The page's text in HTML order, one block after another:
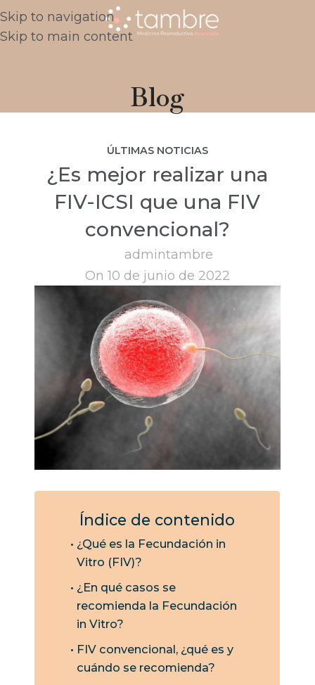
Skip to navigation
Skip to main content
Blog
ÚLTIMAS NOTICIAS
¿Es mejor realizar una
FIV-ICSI que una FIV
convencional?
admintambre
On 10 de junio de 2022
Índice de contenido
¿Qué es la Fecundación in
Vitro (FIV)?
¿En qué casos se
recomienda la Fecundación
in Vitro?
FIV convencional, ¿qué es y
cuándo se recomienda?